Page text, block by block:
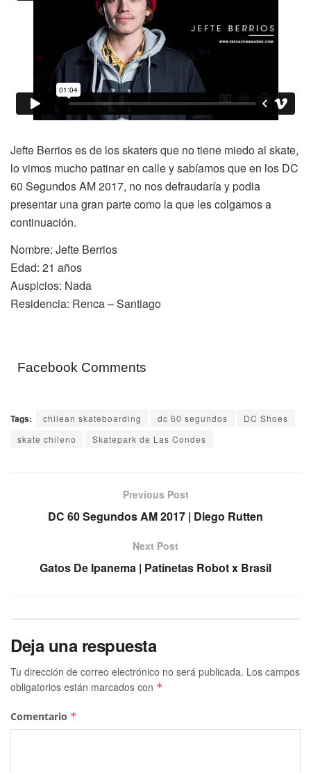
Jefte Berrios es de los skaters que no tiene miedo al skate,
lo vimos mucho patinar en calle y sabíamos que en los DC
60 Segundos AM 2017, no nos defraudaría y podia
presentar una gran parte como la que les colgamos a
continuación.
Nombre: Jefte Berrios
Edad: 21 años
Auspicios: Nada
Residencia: Renca – Santiago
Facebook Comments
Tags: chilean skateboarding dc 60 segundos
DC Shoes
skate chileno
Skatepark de Las Condes
Previous Post
DC 60 Segundos AM 2017 | Diego Rutten
Next Post
Gatos De Ipanema | Patinetas Robot x Brasil
Deja una respuesta
Tu dirección de correo electrónico no será publicada. Los campos
obligatorios están marcados con *
Comentario *